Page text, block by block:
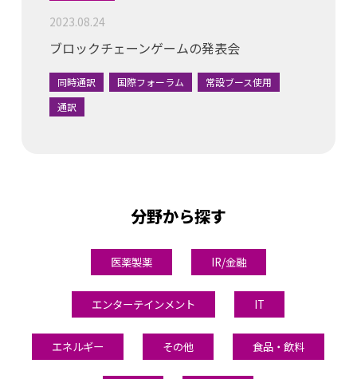
2023.08.24
ブロックチェーンゲームの発表会
同時通訳 国際フォーラム
常設ブース使用
通訳
分野から探す
医薬製薬 IR/金融
エンターテインメント IT
エネルギー その他 食品・飲料